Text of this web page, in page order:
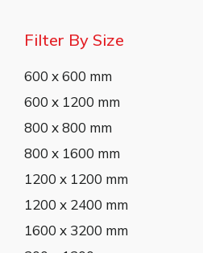
Filter By Size
600 x 600 mm
600 x 1200 mm
800 x 800 mm
800 x 1600 mm
1200 x 1200 mm
1200 x 2400 mm
1600 x 3200 mm